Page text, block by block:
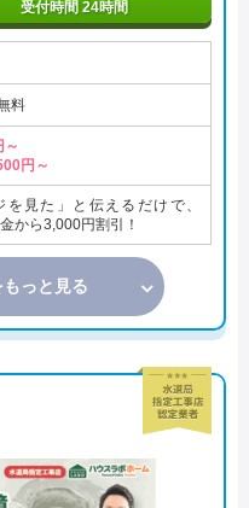
受付時間 24時間
料
～
円～
を見た」と伝えるだけで、
から3,000円割引！
っと見る